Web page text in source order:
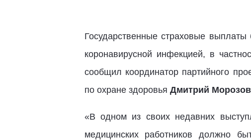
Государственные страховые выплаты
коронавирусной инфекцией, в
сообщил координатор партийного
по охране здоровья Дмитрий Морозов
«В одном из своих недавних
медицинских работников должно